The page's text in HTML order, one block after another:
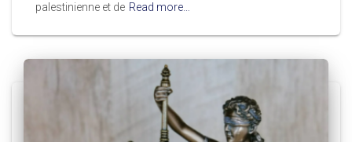
palestinienne et de Read more…